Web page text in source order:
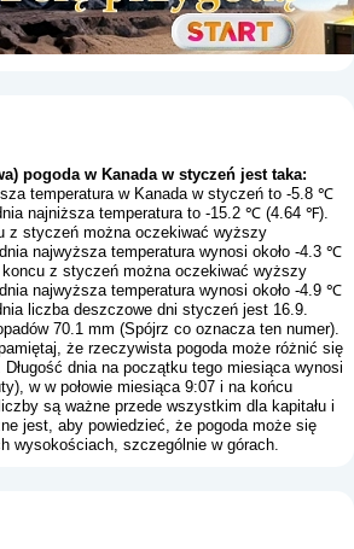
pogoda w Kanada w styczeń jest taka:
temperatura w Kanada w styczeń to -5.8 ℃
najniższa temperatura to -15.2 ℃ (4.64 ℉).
z styczeń można oczekiwać wyższy
najwyższa temperatura wynosi około -4.3 ℃
z styczeń można oczekiwać wyższy
najwyższa temperatura wynosi około -4.9 ℃
liczba deszczowe dni styczeń jest 16.9.
70.1 mm (Spójrz co oznacza ten numer).
że rzeczywista pogoda może różnić się
dnia na początku tego miesiąca wynosi
w w połowie miesiąca 9:07 i na końcu
są ważne przede wszystkim dla kapitału i
jest, aby powiedzieć, że pogoda może się
wysokościach, szczególnie w górach.